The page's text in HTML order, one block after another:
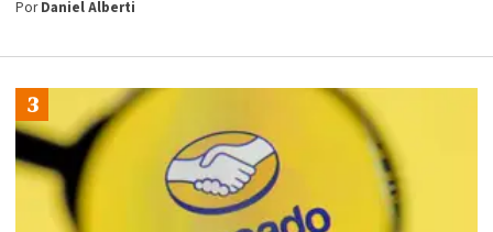
PorDaniel Alberti